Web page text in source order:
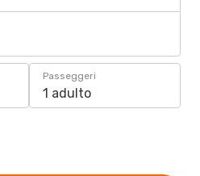
Passeggeri
1 adulto